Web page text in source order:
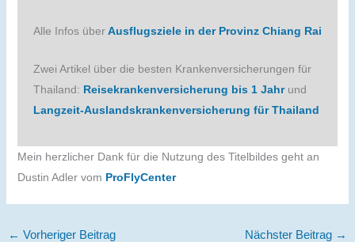
Alle Infos überAusflugsziele in der Provinz Chiang Rai
Zwei Artikel über die besten Krankenversicherungen für
Thailand: Reisekrankenversicherung bis 1 Jahrund
Langzeit-Auslandskrankenversicherung für Thailand
Mein herzlicher Dank für die Nutzung des Titelbildes geht an
Dustin Adler vom ProFlyCenter
← Vorheriger Beitrag Nächster Beitrag →